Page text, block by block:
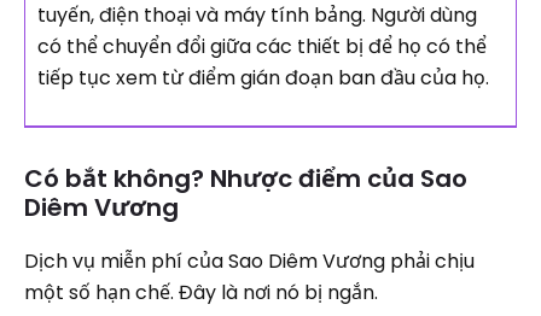
tuyến, điện thoại và máy tính bảng. Người dùng
có thể chuyển đổi giữa các thiết bị để họ có thể
tiếp tục xem từ điểm gián đoạn ban đầu của họ.
Có bắt không? Nhược điểm của Sao
Diêm Vương
Dịch vụ miễn phí của Sao Diêm Vương phải chịu
một số hạn chế. Đây là nơi nó bị ngắn.